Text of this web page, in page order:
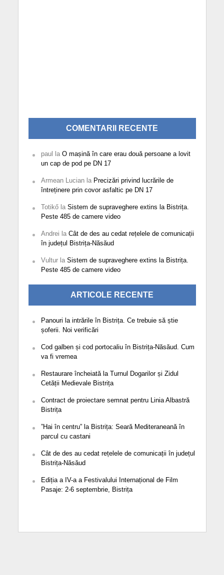
COMENTARII RECENTE
paul la O mașină în care erau două persoane a lovit
un cap de pod pe DN 17
Armean Lucianla Precizări privind lucrările de
întreținere prin covor asfaltic pe DN 17
Totikőla Sistem de supraveghere extins la Bistrița.
Peste 485 de camere video
Andrei la Cât de des au cedat rețelele de comunicații
în județul Bistrița-Năsăud
Vulturla Sistem de supraveghere extins la Bistrița.
Peste 485 de camere video
ARTICOLE RECENTE
Panouri la intrările în Bistrița. Ce trebuie să știe
șoferii. Noi verificări
Cod galben și cod portocaliu în Bistrița-Năsăud. Cum
va fi vremea
Restaurare încheiată la Turnul Dogarilor și Zidul
Cetății Medievale Bistrița
Contract de proiectare semnat pentru Linia Albastră
Bistrița
”Hai în centru” la Bistrița: Seară Mediteraneană în
parcul cu castani
Cât de des au cedat rețelele de comunicații în județul
Bistrița-Năsăud
Ediția a IV-a a Festivalului Internațional de Film
Pasaje: 2-6 septembrie, Bistrița